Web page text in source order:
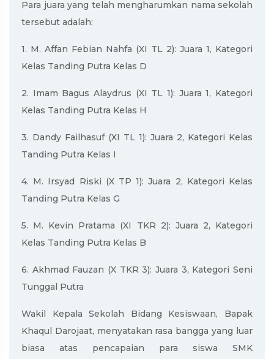
Para juara yang telah mengharumkan nama sekolah
tersebut adalah:
1. M. Affan Febian Nahfa (XI TL 2): Juara 1, Kategori
Kelas Tanding Putra Kelas D
2. Imam Bagus Alaydrus (XI TL 1): Juara 1, Kategori
Kelas Tanding Putra Kelas H
3. Dandy Failhasuf (XI TL 1): Juara 2, Kategori Kelas
Tanding Putra Kelas I
4. M. Irsyad Riski (X TP 1): Juara 2, Kategori Kelas
Tanding Putra Kelas G
5. M. Kevin Pratama (XI TKR 2): Juara 2, Kategori
Kelas Tanding Putra Kelas B
6. Akhmad Fauzan (X TKR 3): Juara 3, Kategori Seni
Tunggal Putra
Wakil Kepala Sekolah Bidang Kesiswaan, Bapak
Khaqul Darojaat, menyatakan rasa bangga yang luar
biasa atas pencapaian para siswa SMK